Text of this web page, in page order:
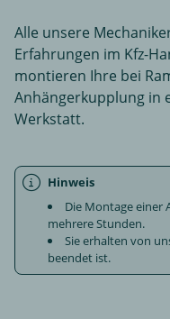
Alle unsere
Erfahrungen im Kfz-
montieren Ihre bei
Anhängerkupplung in
Werkstatt.
Hinweis
Die Montage einer
mehrere Stunden.
Sie erhalten von
beendet ist.